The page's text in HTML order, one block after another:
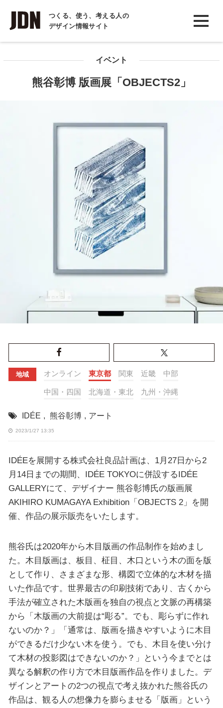
つくる、使う、考える人の
デザイン情報サイト
INTERVIEW
インタビュー
イベント
熊谷彰博 版画展「OBJECTS2」
地域 オンライン 東京都 関東 近畿 中部
中国・四国 北海道・東北 九州・沖縄
IDÉE , 熊谷彰博 , アート
2023/1/27 13:35
IDÉEを展開する株式会社良品計画は、1月27日から2
月14日までの期間、IDÉE TOKYOに併設するIDÉE
GALLERYにて、デザイナー 熊谷彰博氏の版画展
AKIHIRO KUMAGAYA Exhibition「OBJECTS 2」を開
催、作品の展示販売をいたします。
熊谷氏は2020年から木目版画の作品制作を始めまし
た。木目版画は、板目、柾目、木口という木の面を版
として作り、さまざまな形、構図で立体的な木材を描
いた作品です。世界最古の印刷技術であり、古くから
手法が確立された木版画を独自の視点と文脈の再構築
から「木版画の大前提は“彫る”。でも、彫らずに作れ
ないのか？」「通常は、版画を描きやすいように木目
ができるだけ少ない木を使う。でも、木目を使い分け
て木材の投影図はできないのか？」という今までとは
異なる解釈の作り方で木目版画作品を作りました。デ
ザインとアートの2つの視点で考え抜かれた熊谷氏の
作品は、観る人の想像力を膨らませる「版画」という